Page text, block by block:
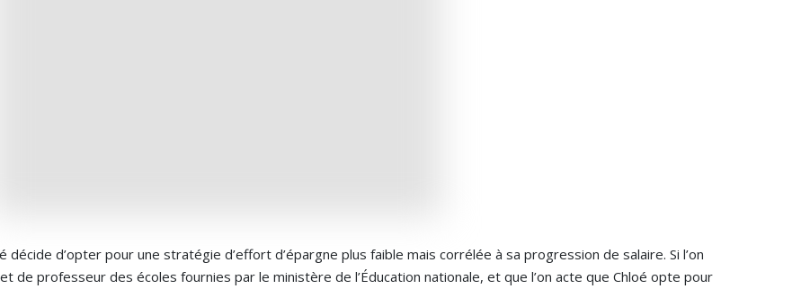
d’opter pour une stratégie d’effort d’épargne plus faible mais corrélée à sa progression de salaire. Si l’on
de professeur des écoles fournies par le ministère de l’Éducation nationale, et que l’on acte que Chloé opte pour